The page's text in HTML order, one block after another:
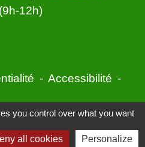
12h)
- Accessibilité -
- Plan du site -
you control over what you want
all cookies Personalize